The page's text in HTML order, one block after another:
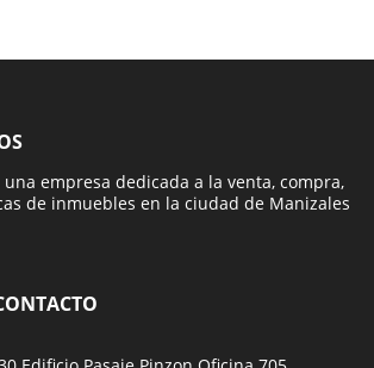
empresa dedicada a la venta, compra,
de inmuebles en la ciudad de Manizales